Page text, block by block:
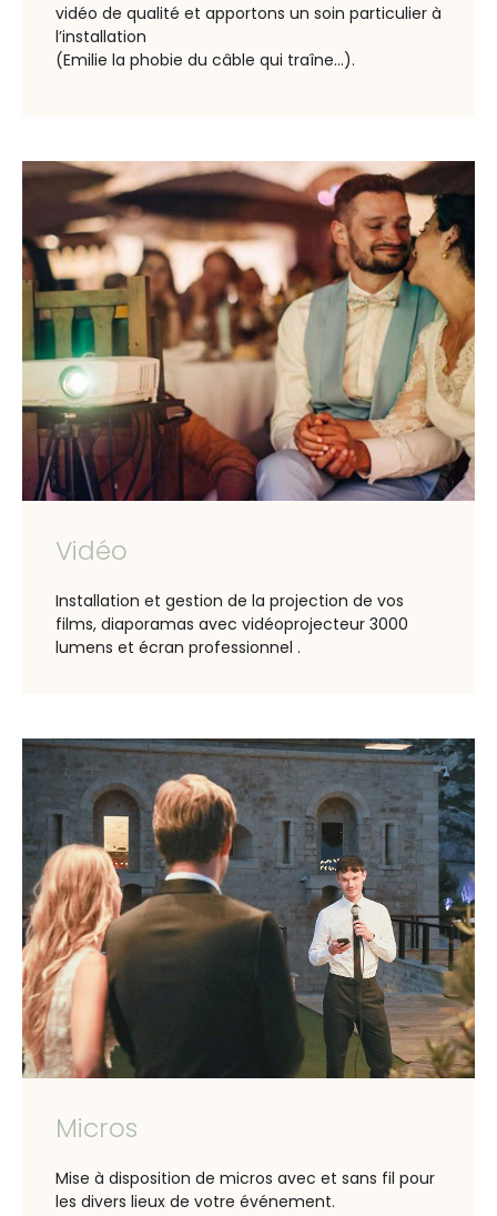
vidéo de qualité et apportons un soin particulier à
l’installation
(Emilie la phobie du câble qui traîne…).
Vidéo
Installation et gestion de la projection de vos
films, diaporamas avec vidéoprojecteur 3000
lumens et écran professionnel .
Micros
Mise à disposition de micros avec et sans fil pour
les divers lieux de votre événement.